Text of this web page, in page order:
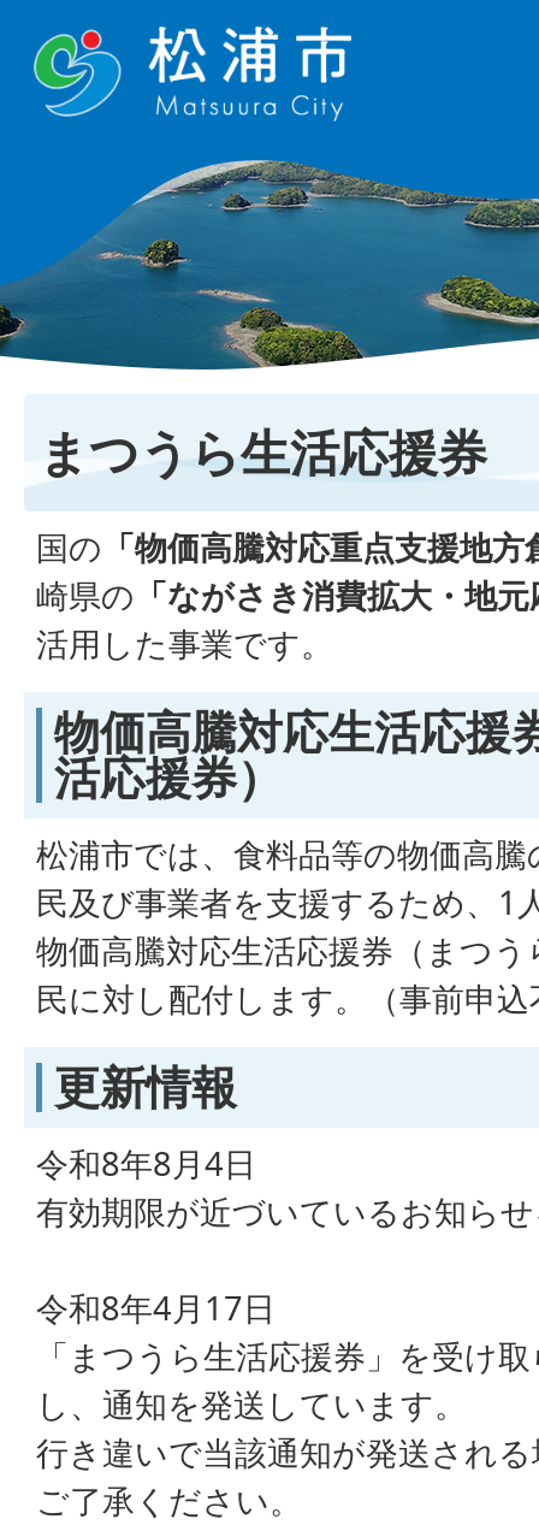
まつうら生活応援券
国の 「物価高騰対応重点支援地
崎県の 「ながさき消費拡大・地
活用した事業です。
物価高騰対応生活応援
活応援券）
松浦市では、食料品等の物価高
民及び事業者を支援するため、1
物価高騰対応生活応援券（まつ
民に対し配付します。（事前申込
更新情報
令和8年8月4日
有効期限が近づいているお知ら
令和8年4月17日
「まつうら生活応援券」を受け
し、通知を発送しています。
行き違いで当該通知が発送され
ご了承ください。